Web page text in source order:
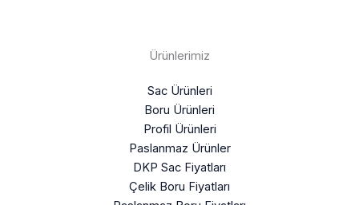
Ürünlerimiz
Sac Ürünleri
Boru Ürünleri
Profil Ürünleri
Paslanmaz Ürünler
DKP Sac Fiyatları
Çelik Boru Fiyatları